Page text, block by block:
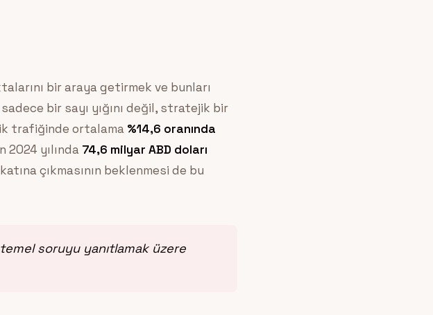
bir araya getirmek ve bunları
bir sayı yığını değil, stratejik bir
trafiğinde ortalama %14,6 oranında
2024 yılında 74,6 milyar ABD doları
çıkmasının beklenmesi de bu
soruyu yanıtlamak üzere